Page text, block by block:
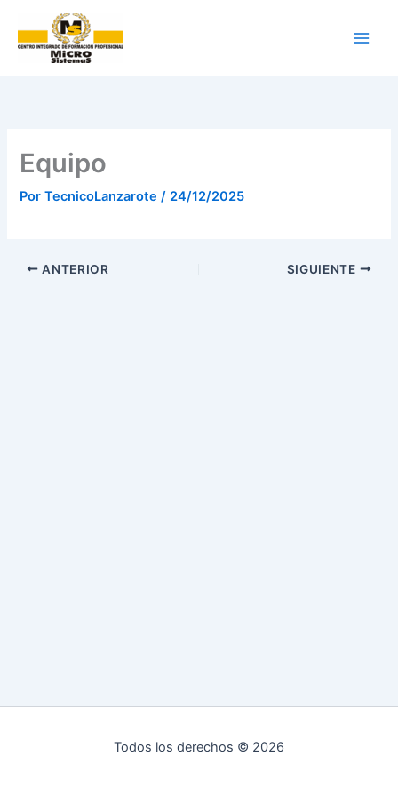
contenido
Equipo
PorTecnicoLanzarote/ 24/12/2025
ANTERIOR SIGUIENTE
Todos los derechos © 2026